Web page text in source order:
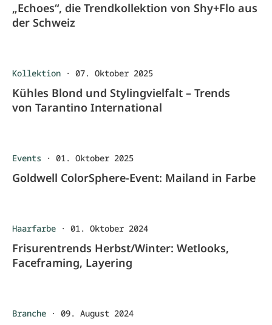
„Echoes“, die Trendkollektion von Shy+Flo aus
der Schweiz
Kollektion · 07. Oktober 2025
Kühles Blond und Stylingvielfalt – Trends
von Tarantino International
Events · 01. Oktober 2025
Goldwell ColorSphere-Event: Mailand in Farbe
Haarfarbe · 01. Oktober 2024
Frisurentrends Herbst/Winter: Wetlooks,
Faceframing, Layering
Branche · 09. August 2024